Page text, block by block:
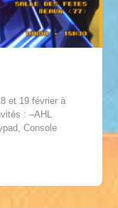
et 19 février à
: –AHL
Console